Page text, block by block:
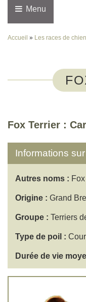
Menu
Accueil » Les races de chien
Fox Terrier :
Informations
Autres noms :
Origine : Grand
Groupe : Terriers
Type de poil :
Durée de vie